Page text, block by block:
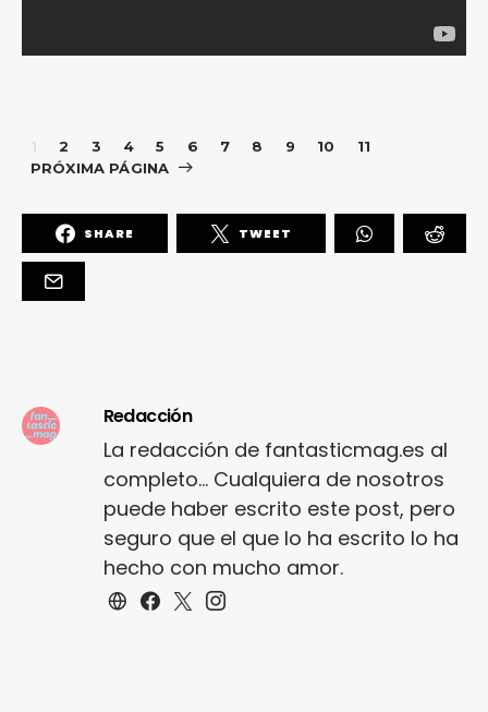
1 2 3 4 5 6 7 8 9 10
11
PRÓXIMA PÁGINA
SHARE TWEET
Redacción
La redacción de fantasticmag.es al
completo... Cualquiera de nosotros
puede haber escrito este post, pero
seguro que el que lo ha escrito lo ha
hecho con mucho amor.